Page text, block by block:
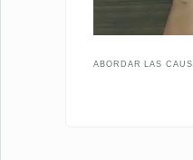
ABORDAR LAS